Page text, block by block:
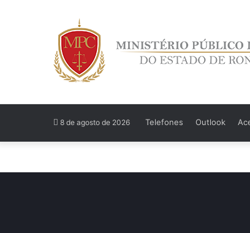
8 de agosto de 2026 Telefones Outlook